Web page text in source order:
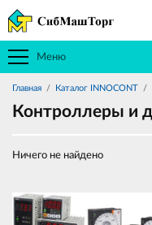
Меню
Главная Каталог INNOCONT
Контроллеры и
Ничего не найдено